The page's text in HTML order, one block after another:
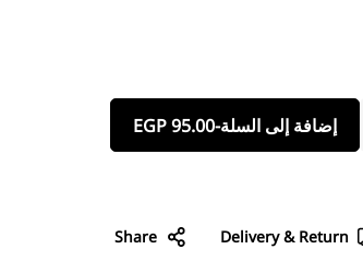
إضافة إلى السلة-
EGP95.00
Delivery & Return
Share